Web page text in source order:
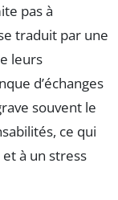
pas à
traduit par une
leurs
d’échanges
souvent le
ce qui
à un stress